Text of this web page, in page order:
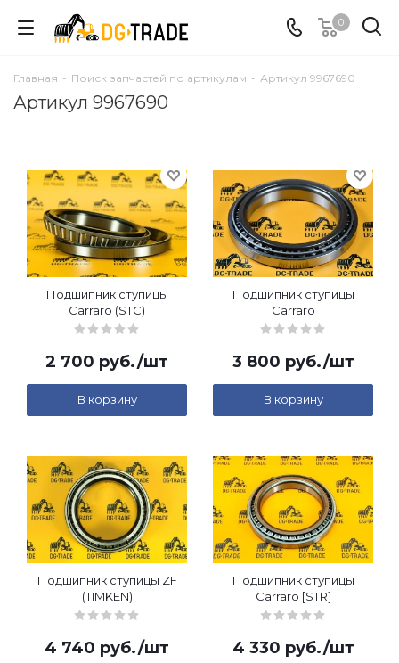
0
Главная - Поиск запчастей по артикулам - Артикул 9967690
Артикул 9967690
Подшипник ступицы
Carraro (STC)
2 700 руб./шт
В корзину
Подшипник ступицы
Carraro
3 800 руб./шт
В корзину
Подшипник ступицы ZF
(TIMKEN)
4 740 руб./шт
Подшипник ступицы
Carraro [STR]
4 330 руб./шт